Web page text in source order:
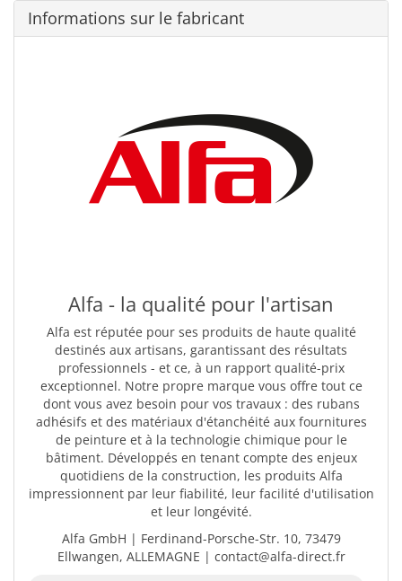
Informations sur le fabricant
Alfa - la qualité pour l'artisan
Alfa est réputée pour ses produits de haute qualité
destinés aux artisans, garantissant des résultats
professionnels - et ce, à un rapport qualité-prix
exceptionnel. Notre propre marque vous offre tout ce
dont vous avez besoin pour vos travaux : des rubans
adhésifs et des matériaux d'étanchéité aux fournitures
de peinture et à la technologie chimique pour le
bâtiment. Développés en tenant compte des enjeux
quotidiens de la construction, les produits Alfa
impressionnent par leur fiabilité, leur facilité d'utilisation
et leur longévité.
Alfa GmbH | Ferdinand-Porsche-Str. 10, 73479
Ellwangen, ALLEMAGNE | contact@alfa-direct.fr